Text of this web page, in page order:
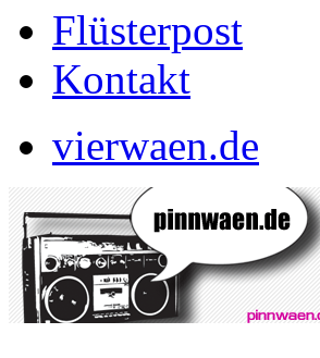
Flüsterpost
Kontakt
vierwaen.de